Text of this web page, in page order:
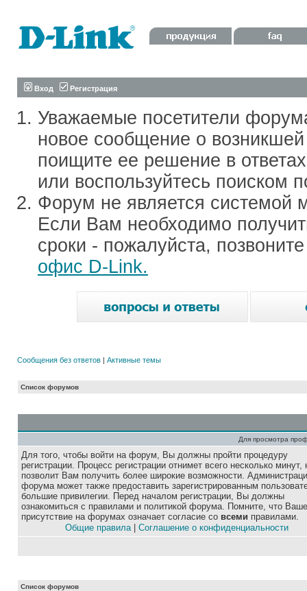
Вход Регистрация
Уважаемые посетители
новое сообщение о
поищите ее решение в
или воспользуйтесь поиском
Форум не является системой
Если Вам необходимо
сроки - пожалуйста,
офис D-Link.
Сообщения без ответов | Активные темы
Список форумов
Для просмотра
Для того, чтобы войти на форум, Вы должны пройти процедуру
регистрации. Процесс регистрации отнимет всего несколько минут,
позволит Вам получить более широкие возможности.
форума может также предоставить зарегистрированным
большие привилегии. Перед началом регистрации, Вы должны
ознакомиться с правилами и политикой форума. Помните, что Ваше
присутствие на форумах означает согласие со всеми правилами.
Общие правила| Соглашение о конфиденциальности
Список форумов